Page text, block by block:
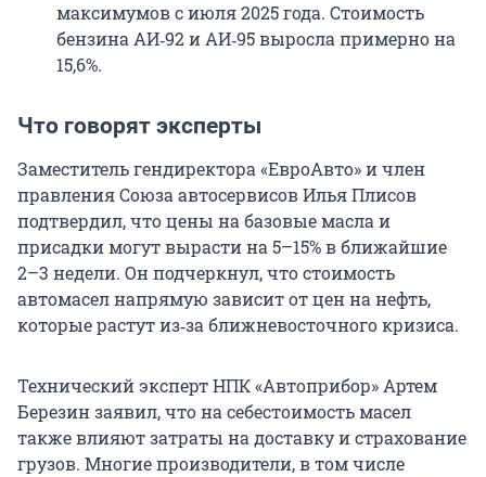
максимумов с июля2025 года. Стоимость
бензина АИ‑92 и АИ‑95 выросла примерно на
15,6%.
Что говорят эксперты
Заместитель гендиректора «ЕвроАвто» и член
правления Союза автосервисов Илья Плисов
подтвердил, что цены на базовые масла и
присадки могут вырасти на 5–15% в ближайшие
2–3 недели. Он подчеркнул, что стоимость
автомасел напрямую зависит от цен на нефть,
которые растут из‑за ближневосточного кризиса.
Технический эксперт НПК «Автоприбор» Артем
Березин заявил, что на себестоимость масел
также влияют затраты на доставку и страхование
грузов. Многие производители, в том числе